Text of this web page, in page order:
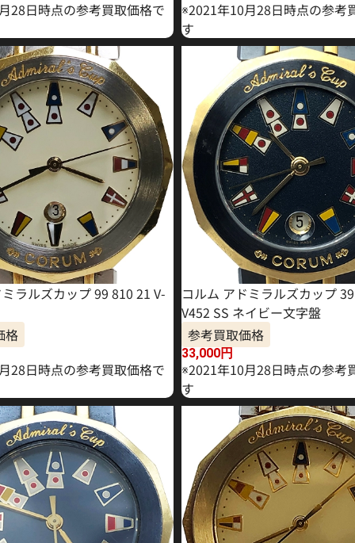
28日時点の参考買取価格で
※2021年10月28日時点の参考
す
ラルズカップ 99 810 21 V-
格
28日時点の参考買取価格で
コルム アドミラルズカップ
V452 SS ネイビー文字盤
参考買取価格
33,000円
※2021年10月28日時点の参考
す